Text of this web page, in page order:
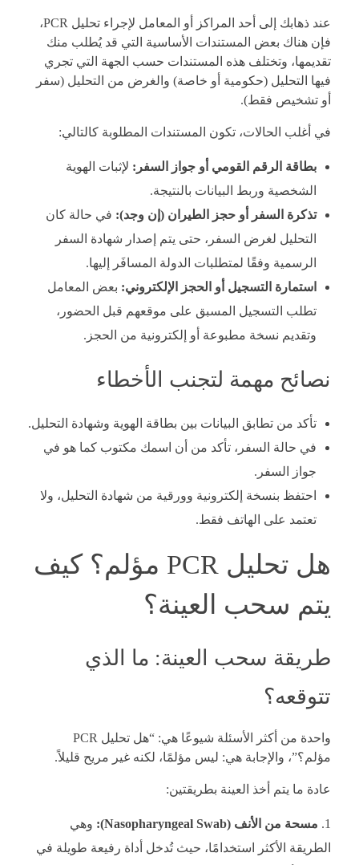
عند ذهابك إلى أحد المراكز أو المعامل لإجراء تحليل PCR،
فإن هناك بعض المستندات الأساسية التي قد يُطلب منك
تقديمها، وتختلف هذه المستندات حسب الجهة التي تجري
فيها التحليل (حكومية أو خاصة) والغرض من التحليل (سفر
أو تشخيص فقط).
في أغلب الحالات، تكون المستندات المطلوبة كالتالي:
بطاقة الرقم القومي أو جواز السفر: لإثبات الهوية
الشخصية وربط البيانات بالنتيجة.
تذكرة السفر أو حجز الطيران (إن وجد): في حالة كان
التحليل لغرض السفر، حتى يتم إصدار شهادة السفر
الرسمية وفقًا لمتطلبات الدولة المسافَر إليها.
استمارة التسجيل أو الحجز الإلكتروني: بعض المعامل
تطلب التسجيل المسبق على موقعهم قبل الحضور،
وتقديم نسخة مطبوعة أو إلكترونية من الحجز.
نصائح مهمة لتجنب الأخطاء
تأكد من تطابق البيانات بين بطاقة الهوية وشهادة التحليل.
في حالة السفر، تأكد من أن اسمك مكتوب كما هو في
جواز السفر.
احتفظ بنسخة إلكترونية وورقية من شهادة التحليل، ولا
تعتمد على الهاتف فقط.
هل تحليل PCR مؤلم؟ كيف
يتم سحب العينة؟
طريقة سحب العينة: ما الذي
تتوقعه؟
واحدة من أكثر الأسئلة شيوعًا هي: “هل تحليل PCR
مؤلم؟”، والإجابة هي: ليس مؤلمًا، لكنه غير مريح قليلاً.
عادة ما يتم أخذ العينة بطريقتين:
مسحة من الأنف (Nasopharyngeal Swab):
وهي
الطريقة الأكثر استخدامًا، حيث تُدخل أداة رفيعة طويلة في